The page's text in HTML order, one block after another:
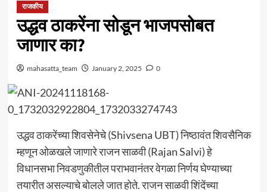
राजकीय
उद्धव ठाकरेंना सोडून भाजपसोबत
जाणार का?
mahasatta_team January 2, 2025 0
उद्धव ठाकरेंच्या शिवसेनेचे (Shivsena UBT) निष्ठावंत शिवसैनिक
म्हणून ओळखले जाणारे राजन साळवी (Rajan Salvi) हे
विधानसभा निवडणुकीतील पराभवानंतर वेगळा निर्णय घेण्याच्या
तयारीत असल्याचे बोलले जात होते. राजन साळवी शिंदेंच्या